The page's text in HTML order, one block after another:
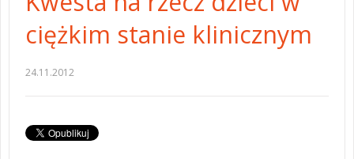
ciężkim stanie klinicznym
24.11.2012